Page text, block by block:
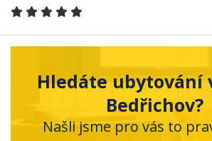
Hledáte ubytování
Bedřichov?
Našli jsme pro vás to